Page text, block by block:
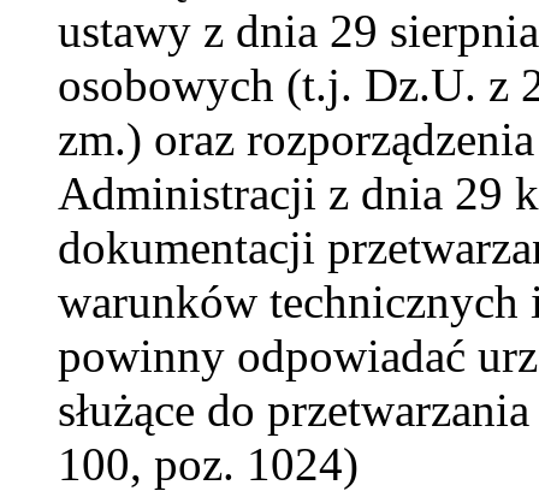
ustawy z dnia 29
osobowych (t.j. Dz.U. z
zm.) oraz
Administracji z dnia 29
dokumentacji
warunków
powinny odpowiadać
służące do
100, poz. 1024)